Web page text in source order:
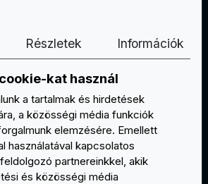
például a motorosok!
testreszabása az egyik
érkező kérés, és éppen az
találtuk ki a készre
Részletek Információk
kat használ
a tartalmak és hirdetések
a közösségi média funkciók
elemzésére. Emellett
használatával kapcsolatos
partnereinkkel, akik
és közösségi média